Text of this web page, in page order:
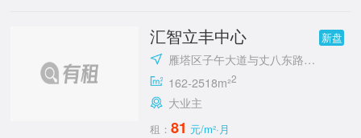
汇智立丰中心 新盘
雁塔区子午大道与丈八东路十字立丰城
162-2518m²2
大业主
租：81 元/m²·月